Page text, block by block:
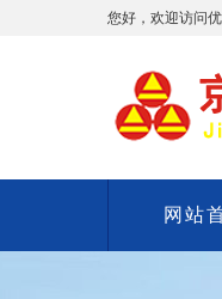
您好，欢迎访问
网站